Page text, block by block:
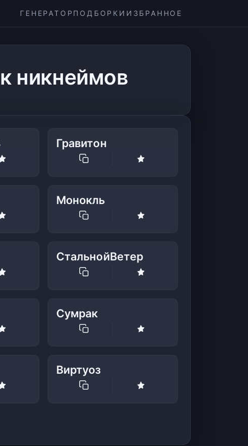
ГЕНЕРАТОР ПОДБОРКИ ИЗБРАННОЕ
никнеймов
Гравитон
Монокль
СтальнойВетер
Сумрак
Виртуоз